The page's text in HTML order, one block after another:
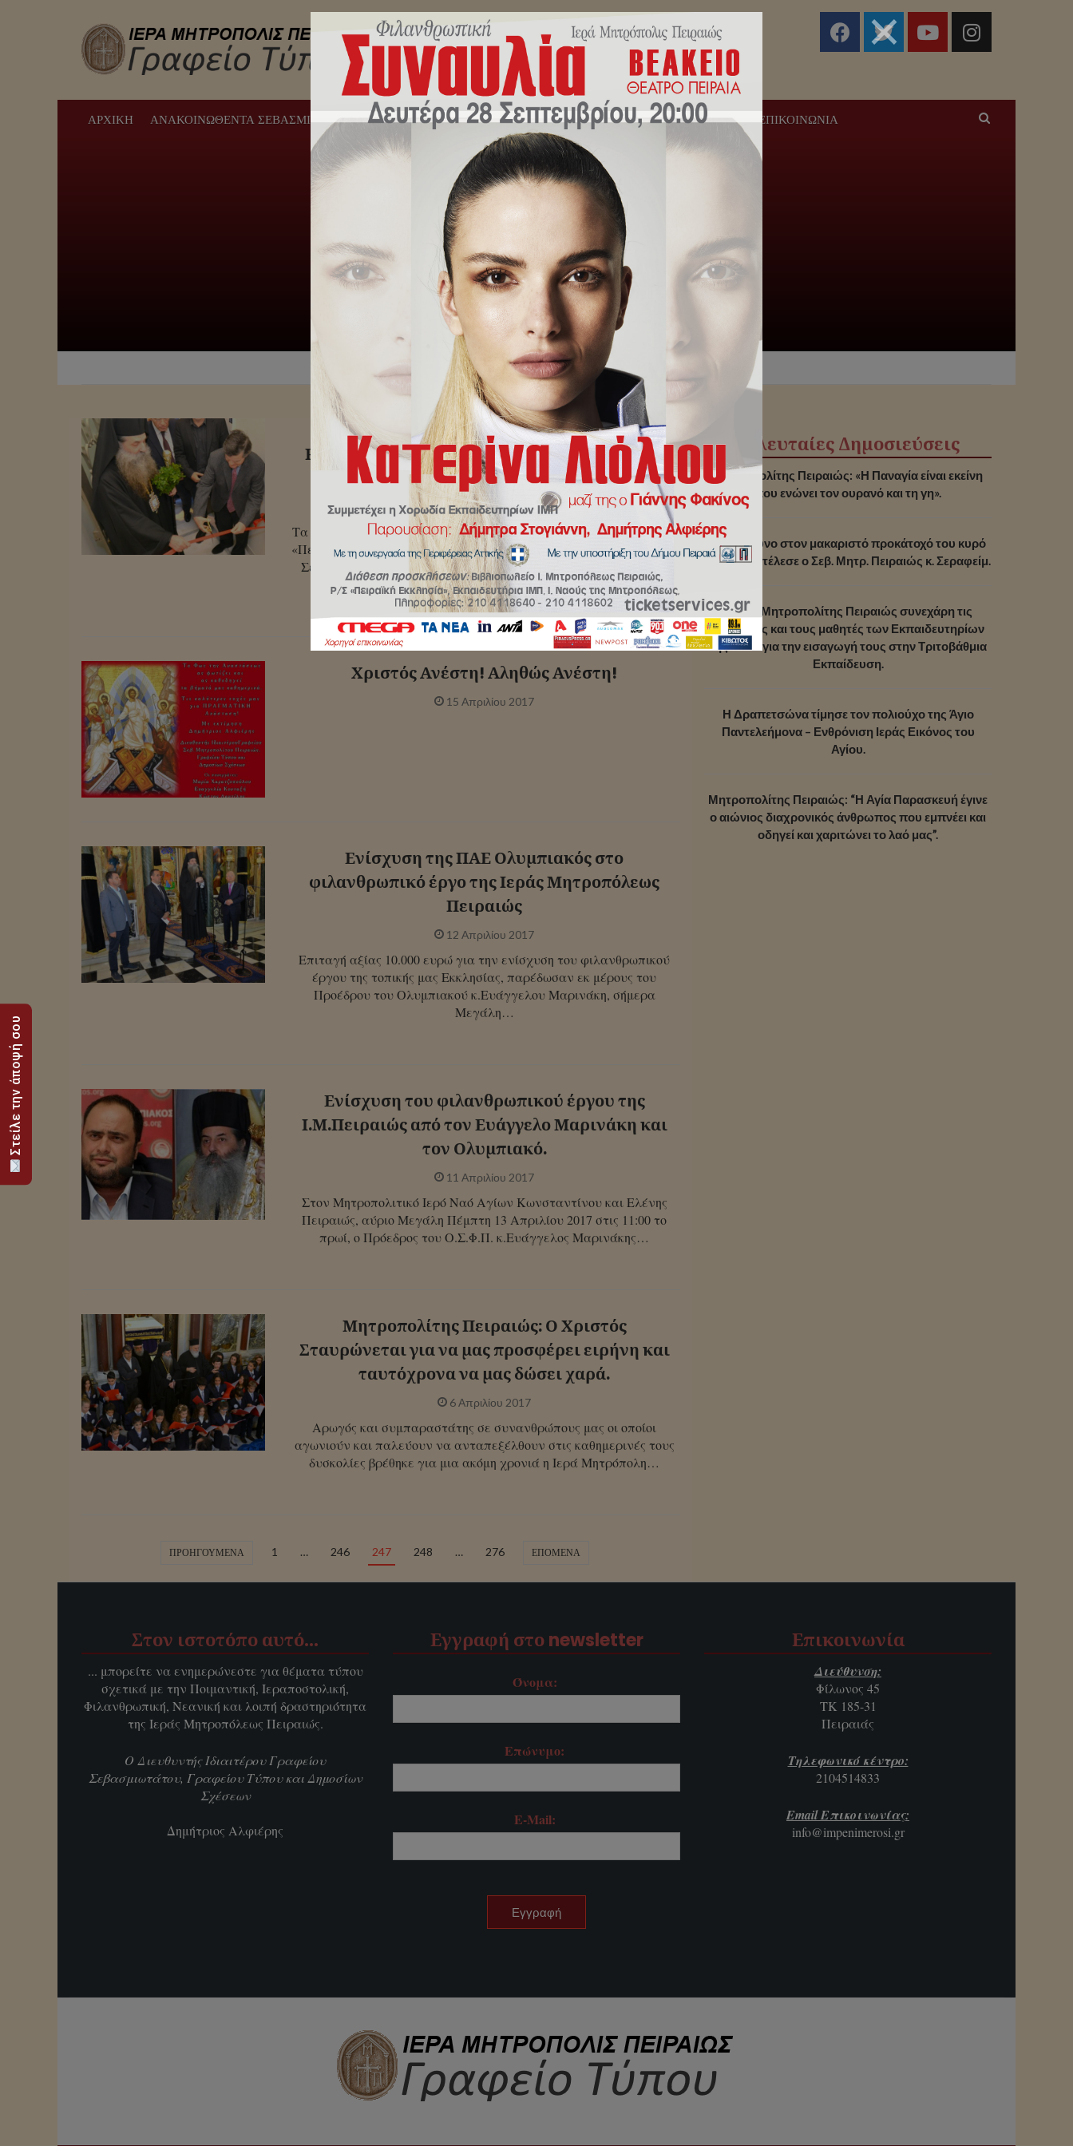
ΑΡΧΙΚΉ ΑΝΑΚΟΙΝΩΘΈΝΤΑ ΣΕΒΑΣΜΙΩΤΆΤΟΥ ΜΗΝΎΜΑΤΑ ΣΕΒΑΣΜΙΩΤΆΤΟΥ ΔΕΛΤΊΑ ΤΎΠΟΥ ΕΚΔΗΛΏΣΕΙΣ ΕΠΙΚΟΙΝΩΝΊΑ
Αποτελέσματα αναζήτησης :
Αρχική / Αναζήτηση
Τελετή Εγκαινίων νέων εγκαταστάσεων
Ραδιοφωνικού Σταθμού “Πειραϊκή Εκκλησία
91,2FM”
25 Απριλίου 2017
Τα εγκαίνια των νέων εγκαταστάσεων του Ραδιοφωνικού Σταθμού
«Πειραϊκή Εκκλησία 91,2FM» τέλεσε χθες Τρίτη 25 Απριλίου 2017, ο
Σεβασμιώτατος Μητροπολίτης Πειραιώς κ. Σεραφείμ. Πρόκειται
για…
Χριστός Ανέστη! Αληθώς Ανέστη!
15 Απριλίου 2017
Ενίσχυση της ΠΑΕ Ολυμπιακός στο
φιλανθρωπικό έργο της Ιεράς Μητροπόλεως
Πειραιώς
12 Απριλίου 2017
Επιταγή αξίας 10.000 ευρώ για την ενίσχυση του φιλανθρωπικού
έργου της τοπικής μας Εκκλησίας, παρέδωσαν εκ μέρους του
Προέδρου του Ολυμπιακού κ.Ευάγγελου Μαρινάκη, σήμερα
Μεγάλη…
Ενίσχυση του φιλανθρωπικού έργου της
Ι.Μ.Πειραιώς από τον Ευάγγελο Μαρινάκη και
τον Ολυμπιακό.
11 Απριλίου 2017
Στον Μητροπολιτικό Ιερό Ναό Αγίων Κωνσταντίνου και Ελένης
Πειραιώς, αύριο Μεγάλη Πέμπτη 13 Απριλίου 2017 στις 11:00 το
πρωί, ο Πρόεδρος του Ο.Σ.Φ.Π. κ.Ευάγγελος Μαρινάκης…
Μητροπολίτης Πειραιώς: Ο Χριστός
Σταυρώνεται για να μας προσφέρει ειρήνη και
ταυτόχρονα να μας δώσει χαρά.
6 Απριλίου 2017
Aρωγός και συμπαραστάτης σε συνανθρώπους μας οι οποίοι
αγωνιούν και παλεύουν να ανταπεξέλθουν στις καθημερινές τους
δυσκολίες βρέθηκε για μια ακόμη χρονιά η Ιερά Μητρόπολη…
ΠΡΟΗΓΟΎΜΕΝΑ 1 … 246 247 248 … 276 ΕΠΌΜΕΝΑ
Τελευταίες Δημοσιεύσεις
Μητροπολίτης Πειραιώς: «Η Παναγία είναι εκείνη
που ενώνει τον ουρανό και τη γη».
Μνημόσυνο στον μακαριστό προκάτοχό του κυρό
Καλλίνικο τέλεσε ο Σεβ. Μητρ. Πειραιώς κ. Σεραφείμ.
Ο Σεβ. Μητροπολίτης Πειραιώς συνεχάρη τις
μαθήτριες και τους μαθητές των Εκπαιδευτηρίων
της Ι.Μ.Π. για την εισαγωγή τους στην Τριτοβάθμια
Εκπαίδευση.
Η Δραπετσώνα τίμησε τον πολιούχο της Άγιο
Παντελεήμονα – Ενθρόνιση Ιεράς Εικόνος του
Αγίου.
Μητροπολίτης Πειραιώς: “Η Αγία Παρασκευή έγινε
ο αιώνιος διαχρονικός άνθρωπος που εμπνέει και
οδηγεί και χαριτώνει το λαό μας”.
Στον ιστοτόπο αυτό…
... μπορείτε να ενημερώνεστε για θέματα τύπου
σχετικά με την Ποιμαντική, Ιεραποστολική,
Φιλανθρωπική, Νεανική και λοιπή δραστηριότητα
της Ιεράς Μητροπόλεως Πειραιώς.
Ο Διευθυντής Ιδιαιτέρου Γραφείου
Σεβασμιωτάτου, Γραφείου Τύπου και Δημοσίων
Σχέσεων
Δημήτριος Αλφιέρης
Εγγραφή στο newsletter
Όνομα:
Επώνυμο:
E-Mail:
Επικοινωνία
Διεύθυνση:
Φίλωνος 45
ΤΚ 185-31
Πειραιάς
Τηλεφωνικό κέντρο:
2104514833
Email Επικοινωνίας:
info@impenimerosi.gr
Στείλε την άποψή σου